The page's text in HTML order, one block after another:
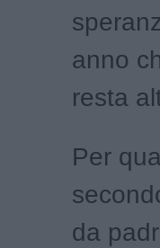
anno
resta
Per
da